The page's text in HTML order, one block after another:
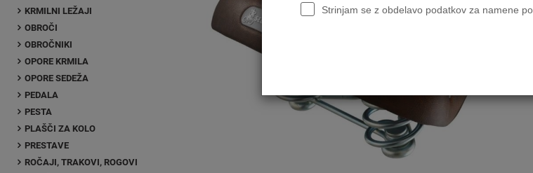
Strinjam se z obdelavo podatkov za namene
KRMILNI LEŽAJI
OBROČI
OBROČNIKI
OPORE KRMILA
OPORE SEDEŽA
PEDALA
PESTA
PLAŠČI ZA KOLO
PRESTAVE
ROČAJI, TRAKOVI, ROGOVI